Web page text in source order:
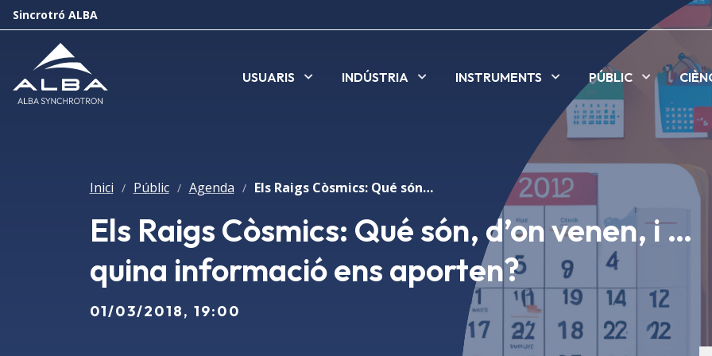
Sincrotró ALBA
USUARIS INDÚSTRIA INSTRUMENTS PÚBLIC
Inici / Públic / Agenda / Els Raigs Còsmics: Qué són, d’on venen, i … quina informació ens aporten?
Els Raigs Còsmics: Qué són, d’on venen, i …
quina informació ens aporten?
01/03/2018, 19:00